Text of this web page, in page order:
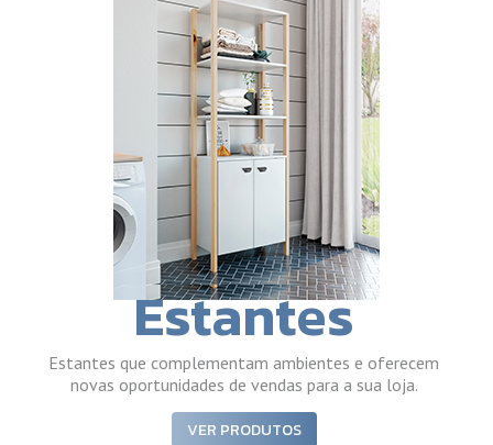
Estantes
Estantes que complementam ambientes e oferecem
novas oportunidades de vendas para a sua loja.
VER PRODUTOS